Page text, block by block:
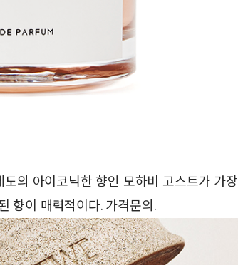
도의 아이코닉한 향인 모하비 고스트가 가장
향이 매력적이다. 가격문의.